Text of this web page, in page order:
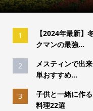
1
【2024年最新】
クマンの最強...
2
メスティンで出
単おすすめ...
3
子供と一緒に作
料理22選